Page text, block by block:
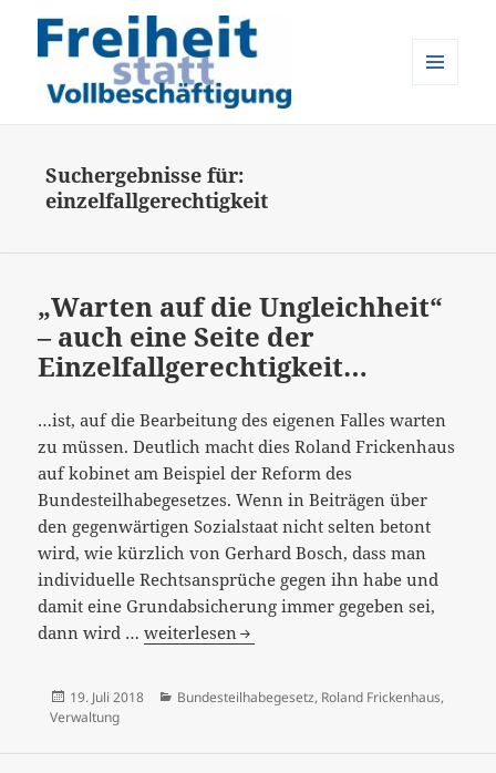
Suchergebnisse für:
einzelfallgerechtigkeit
„Warten auf die Ungleichheit“
– auch eine Seite der
Einzelfallgerechtigkeit…
…ist, auf die Bearbeitung des eigenen Falles warten
zu müssen. Deutlich macht dies Roland Frickenhaus
auf kobinet am Beispiel der Reform des
Bundesteilhabegesetzes. Wenn in Beiträgen über
den gegenwärtigen Sozialstaat nicht selten betont
wird, wie kürzlich von Gerhard Bosch, dass man
individuelle Rechtsansprüche gegen ihn habe und
damit eine Grundabsicherung immer gegeben sei,
dann wird …“Warten
weiterlesen
Veröffentlicht
am
19. Juli 2018 Kategorien
Bundesteilhabegesetz, Roland Frickenhaus,
Verwaltung